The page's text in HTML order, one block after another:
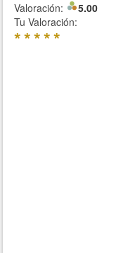
Valoración:
5.00
Tu Valoración:
*****